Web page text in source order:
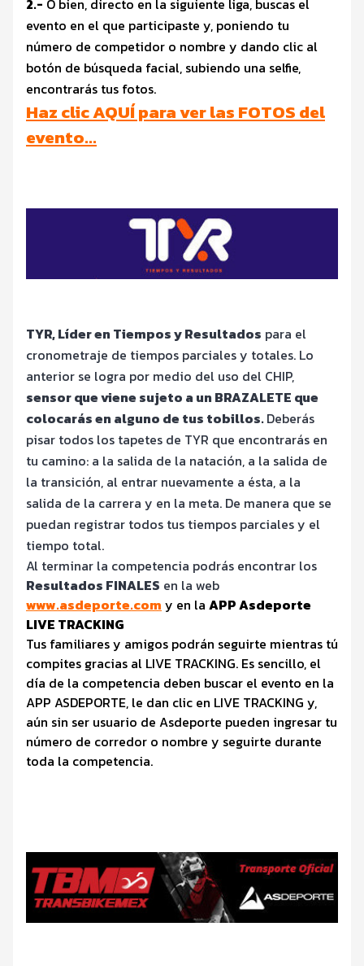
2.- O bien, directo en la siguiente liga, buscas el
evento en el que participaste y, poniendo tu
número de competidor o nombre y dando clic al
botón de búsqueda facial, subiendo una selfie,
encontrarás tus fotos.
Haz clic AQUÍ para ver las FOTOS del
evento…
TYR, Líder en Tiempos y Resultados para el
cronometraje de tiempos parciales y totales. Lo
anterior se logra por medio del uso del CHIP,
sensor que viene sujeto a un BRAZALETE que
colocarás en alguno de tus tobillos.Deberás
pisar todos los tapetes de TYR que encontrarás en
tu camino: a la salida de la natación, a la salida de
la transición, al entrar nuevamente a ésta, a la
salida de la carrera y en la meta. De manera que se
puedan registrar todos tus tiempos parciales y el
tiempo total.
Al terminar la competencia podrás encontrar los
Resultados FINALES en la web
www.asdeporte.com y en la APP Asdeporte
LIVE TRACKING
Tus familiares y amigos podrán seguirte mientras tú
compites gracias al LIVE TRACKING. Es sencillo, el
día de la competencia deben buscar el evento en la
APP ASDEPORTE, le dan clic en LIVE TRACKING y,
aún sin ser usuario de Asdeporte pueden ingresar tu
número de corredor o nombre y seguirte durante
toda la competencia.